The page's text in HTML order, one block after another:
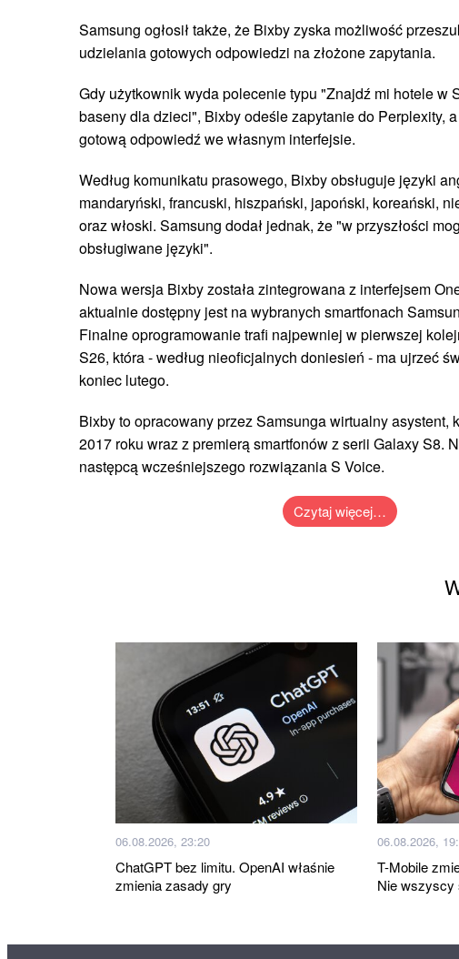
Samsung ogłosił także, że Bixby zyska możliwość
udzielania gotowych odpowiedzi na złożone zapytania.
Gdy użytkownik wyda polecenie typu "Znajdź mi hotele w
baseny dla dzieci", Bixby odeśle zapytanie do Perplexity,
gotową odpowiedź we własnym interfejsie.
Według komunikatu prasowego, Bixby obsługuje języki
mandaryński, francuski, hiszpański, japoński, koreański,
oraz włoski. Samsung dodał jednak, że "w przyszłości
obsługiwane języki".
Nowa wersja Bixby została zintegrowana z interfejsem
aktualnie dostępny jest na wybranych smartfonach
Finalne oprogramowanie trafi najpewniej w pierwszej
S26, która - według nieoficjalnych doniesień - ma ujrzeć
koniec lutego.
Bixby to opracowany przez Samsunga wirtualny asystent,
2017 roku wraz z premierą smartfonów z serii Galaxy S8.
następcą wcześniejszego rozwiązania S Voice.
Czytaj więcej…
06.08.2026, 23:20
ChatGPT bez limitu. OpenAI właśnie
zmienia zasady gry
06.08.2026,
T-Mobile
Nie wszyscy